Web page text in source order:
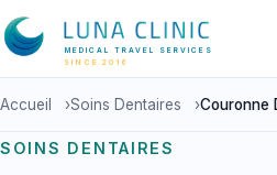
MEDICAL TRAVEL SERVICES
SINCE 2016
Accueil ›Soins Dentaires ›Couronne
SOINS DENTAIRES